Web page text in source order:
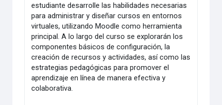
estudiante desarrolle las habilidades necesarias
para administrar y diseñar cursos en entornos
virtuales, utilizando Moodle como herramienta
principal. A lo largo del curso se explorarán los
componentes básicos de configuración, la
creación de recursos y actividades, así como las
estrategias pedagógicas para promover el
aprendizaje en línea de manera efectiva y
colaborativa.